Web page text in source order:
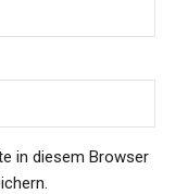
in diesem Browser